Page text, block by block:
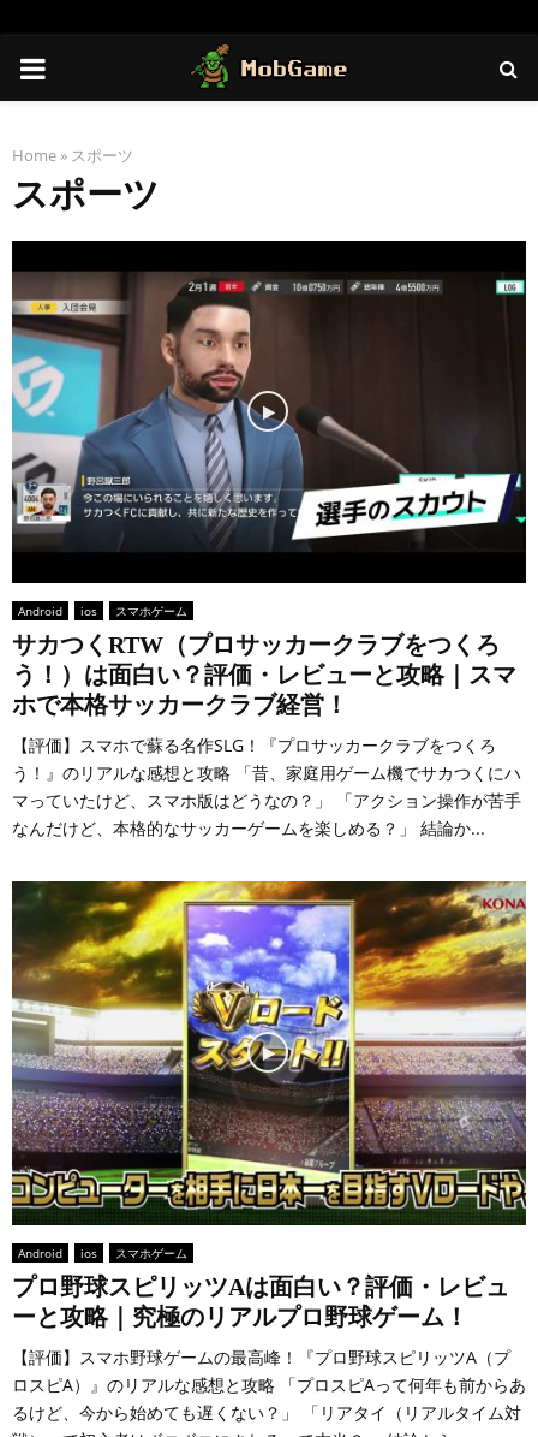
PRIMARY
Home » スポーツ
スポーツ
Android ios スマホゲーム
サカつくRTW（プロサッカークラブをつくろ
う！）は面白い？評価・レビューと攻略｜スマ
ホで本格サッカークラブ経営！
【評価】スマホで蘇る名作SLG！『プロサッカークラブをつくろ
う！』のリアルな感想と攻略 「昔、家庭用ゲーム機でサカつくにハ
マっていたけど、スマホ版はどうなの？」 「アクション操作が苦手
なんだけど、本格的なサッカーゲームを楽しめる？」 結論か...
Android ios スマホゲーム
プロ野球スピリッツAは面白い？評価・レビュ
ーと攻略｜究極のリアルプロ野球ゲーム！
【評価】スマホ野球ゲームの最高峰！『プロ野球スピリッツA（プ
ロスピA）』のリアルな感想と攻略 「プロスピAって何年も前からあ
るけど、今から始めても遅くない？」 「リアタイ（リアルタイム対